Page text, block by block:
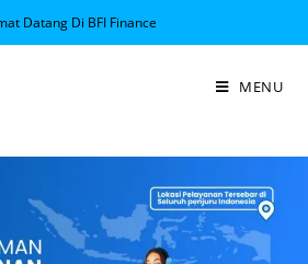
Datang Di BFI Finance
MENU